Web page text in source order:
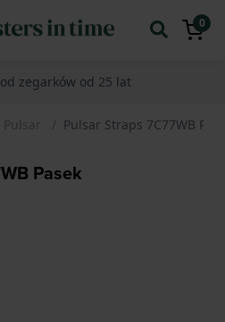
0
zegarków od 25 lat
Pulsar Pulsar Straps 7C77WB
Pasek